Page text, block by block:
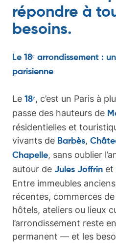
répondre à
besoins.
Le 18ᵉ arrondissement :
parisienne
Le 18ᵉ, c’est un Paris à
passe des hauteurs de
résidentielles et
vivants de Barbès,
Chapelle, sans oublier
autour de Jules Joffrin et
Entre immeubles
récentes, commerces
hôtels, ateliers ou lieux
l’arrondissement reste
permanent — et les